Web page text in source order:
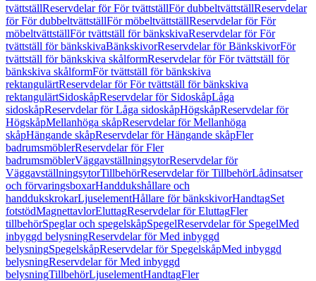
tvättställReservdelar för För tvättställFör dubbeltvättställReservdelar
för För dubbeltvättställFör möbeltvättställReservdelar för För
möbeltvättställFör tvättställ för bänkskivaReservdelar för För
tvättställ för bänkskivaBänkskivorReservdelar för BänkskivorFör
tvättställ för bänkskiva skålformReservdelar för För tvättställ för
bänkskiva skålformFör tvättställ för bänkskiva
rektangulärtReservdelar för För tvättställ för bänkskiva
rektangulärtSidoskåpReservdelar för SidoskåpLåga
sidoskåpReservdelar för Låga sidoskåpHögskåpReservdelar för
HögskåpMellanhöga skåpReservdelar för Mellanhöga
skåpHängande skåpReservdelar för Hängande skåpFler
badrumsmöblerReservdelar för Fler
badrumsmöblerVäggavställningsytorReservdelar för
VäggavställningsytorTillbehörReservdelar för TillbehörLådinsatser
och förvaringsboxarHanddukshållare och
handdukskrokarLjuselementHållare för bänkskivorHandtagSet
fotstödMagnettavlorEluttagReservdelar för EluttagFler
tillbehörSpeglar och spegelskåpSpegelReservdelar för SpegelMed
inbyggd belysningReservdelar för Med inbyggd
belysningSpegelskåpReservdelar för SpegelskåpMed inbyggd
belysningReservdelar för Med inbyggd
belysningTillbehörLjuselementHandtagFler